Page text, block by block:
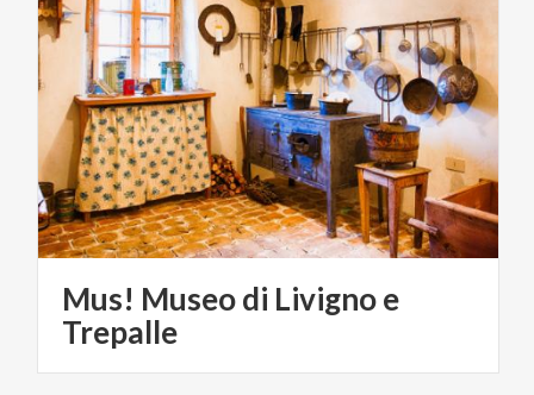
Mus! Museo di Livigno e
Trepalle